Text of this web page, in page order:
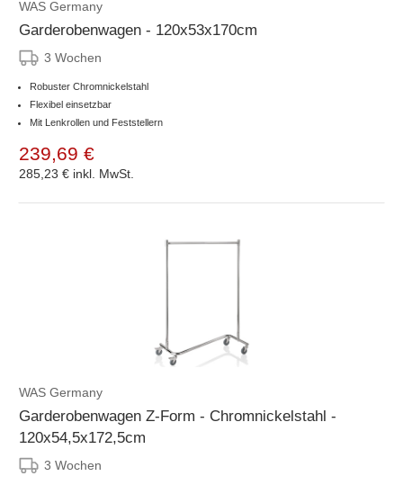
WAS Germany
Garderobenwagen - 120x53x170cm
3 Wochen
Robuster Chromnickelstahl
Flexibel einsetzbar
Mit Lenkrollen und Feststellern
239,69 €
285,23 € inkl. MwSt.
WAS Germany
Garderobenwagen Z-Form - Chromnickelstahl -
120x54,5x172,5cm
3 Wochen